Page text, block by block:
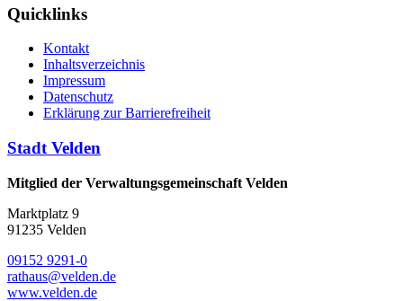
Quicklinks
Kontakt
Inhaltsverzeichnis
Impressum
Datenschutz
Erklärung zur Barrierefreiheit
Stadt Velden
Mitglied der Verwaltungsgemeinschaft Velden
Marktplatz 9
91235 Velden
09152 9291-0
rathaus@velden.de
www.velden.de